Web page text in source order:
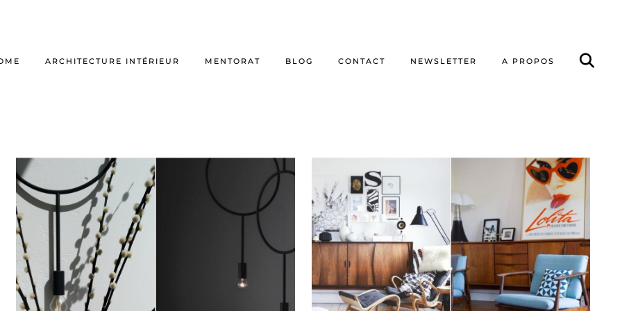
ARCHITECTURE INTÉRIEUR MENTORAT BLOG CONTACT NEWSLETTER A PROPOS